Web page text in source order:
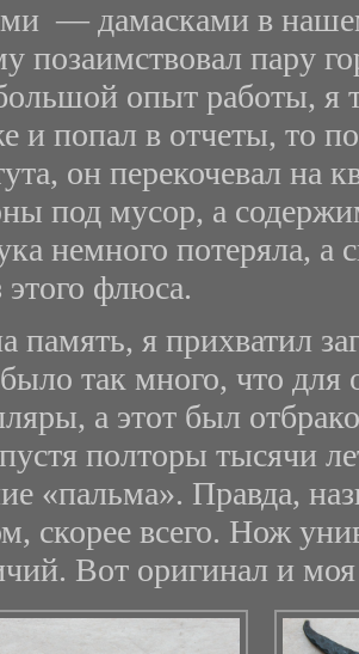
— дамасками в
позаимствовал пару
опыт работы, я
и попал в отчеты, то
он перекочевал на
под мусор, а
немного потеряла, а
этого флюса.
память, я прихватил
так много, что для
а этот был
полторы тысячи
«пальма». Правда,
скорее всего. Нож
Вот оригинал и